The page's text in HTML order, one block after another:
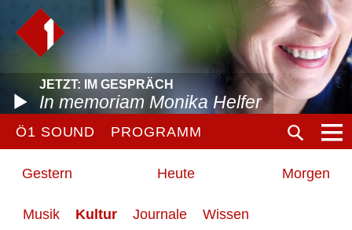
JETZT: IM GESPRÄCH
In memoriam Monika Helfer
Ö1 SOUND PROGRAMM
Gestern Heute Morgen
Musik Kultur Journale
Wissen